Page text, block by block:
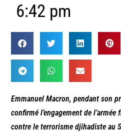
6:42 pm
Emmanuel Macron, pendant son
confirmé l’engagement de
contre le terrorisme djihadiste au